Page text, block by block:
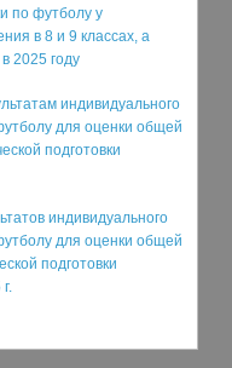
по футболу у
в 8 и 9 классах, а
2025 году
индивидуального
для оценки общей
подготовки
индивидуального
для оценки общей
подготовки